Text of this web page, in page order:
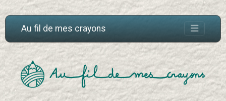
Au fil de mes crayons